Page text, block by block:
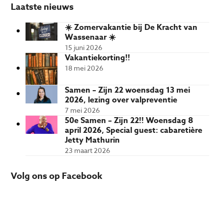
Laatste nieuws
☀️ Zomervakantie bij De Kracht van
Wassenaar ☀️
15 juni 2026
Vakantiekorting!!
18 mei 2026
Samen – Zijn 22 woensdag 13 mei
2026, lezing over valpreventie
7 mei 2026
50e Samen – Zijn 22!! Woensdag 8
april 2026, Special guest: cabaretière
Jetty Mathurin
23 maart 2026
Volg ons op Facebook